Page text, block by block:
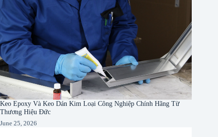
Keo Epoxy Và Keo Dán Kim Loại Công Nghiệp Chính Hãng Từ
Thương Hiệu Đức
June 25, 2026